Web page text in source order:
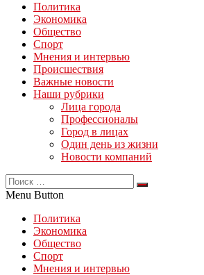
Политика
Экономика
Общество
Спорт
Мнения и интервью
Происшествия
Важные новости
Наши рубрики
Лица города
Профессионалы
Город в лицах
Один день из жизни
Новости компаний
Menu Button
Политика
Экономика
Общество
Спорт
Мнения и интервью